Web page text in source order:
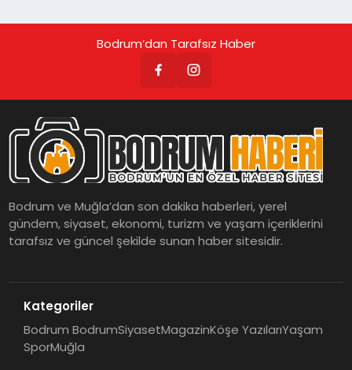
Bodrum’dan Tarafsız Haber
Bodrum ve Muğla’dan son dakika haberleri, yerel
gündem, siyaset, ekonomi, turizm ve yaşam içeriklerini
tarafsız ve güncel şekilde sunan haber sitesidir.
Kategoriler
Bodrum BodrumSiyasetMagazinKöşe YazılarıYaşam
SporMuğla